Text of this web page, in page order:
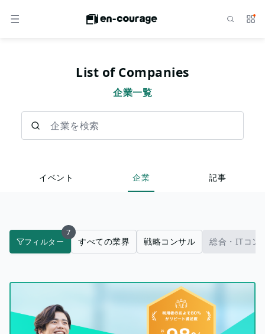
メニュー サ
List of Companies
企業一覧
イベント 企業 記事
フィルター
7
すべての業界 戦略コンサル 総合・ITコン